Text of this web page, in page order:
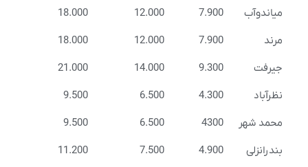
میاندوآب
7.900
12.000
18.000
مرند
7.900
12.000
18.000
جیرفت
9.300
14.000
21.000
نظرآباد
4.300
6.500
9.500
محمد شهر
4300
6.500
9.500
بندرانزلی
4.900
7.500
11.200